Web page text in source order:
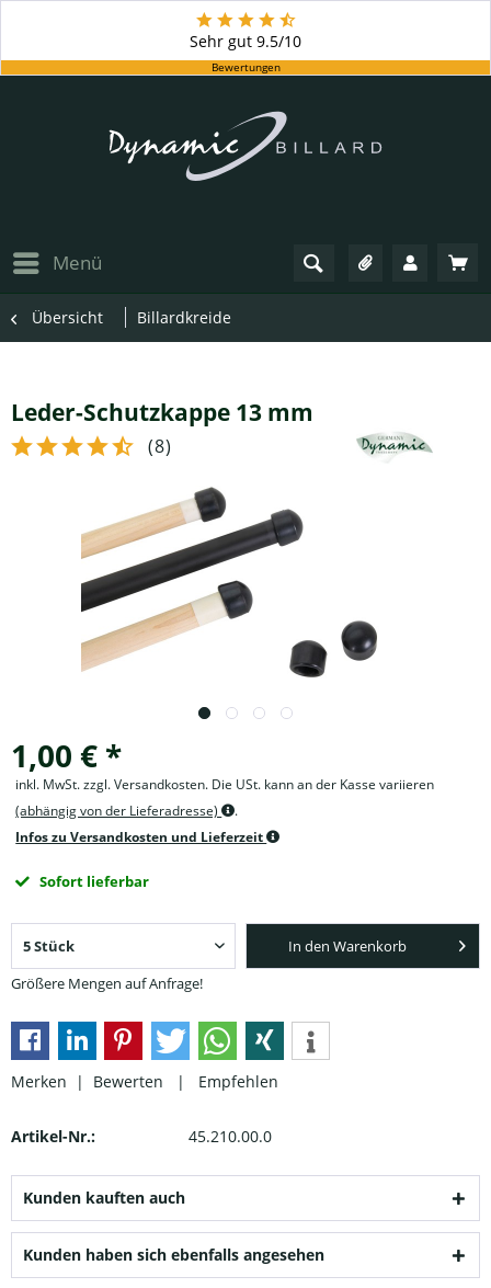
Sehr gut 9.5/10
Bewertungen
Menü
Übersicht Billardkreide
Leder-Schutzkappe 13 mm
(8)
1,00 € *
inkl. MwSt. zzgl. Versandkosten. Die USt. kann an der Kasse variieren
(abhängig von der Lieferadresse)
.
Infos zu Versandkosten und Lieferzeit
Sofort lieferbar
Größere Mengen auf Anfrage!
In den Warenkorb
Merken | Bewerten | Empfehlen
Artikel-Nr.: 45.210.00.0
Kunden kauften auch
Kunden haben sich ebenfalls angesehen